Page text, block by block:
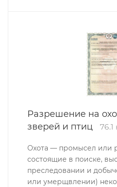
Разрешение на
зверей и птиц
76.1
Охота — промысел или
состоящие в поиске,
преследовании и
или умерщвлении)